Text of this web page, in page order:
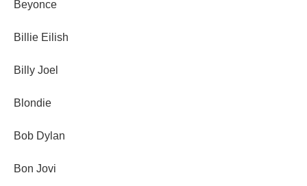
Beyonce
Billie Eilish
Billy Joel
Blondie
Bob Dylan
Bon Jovi